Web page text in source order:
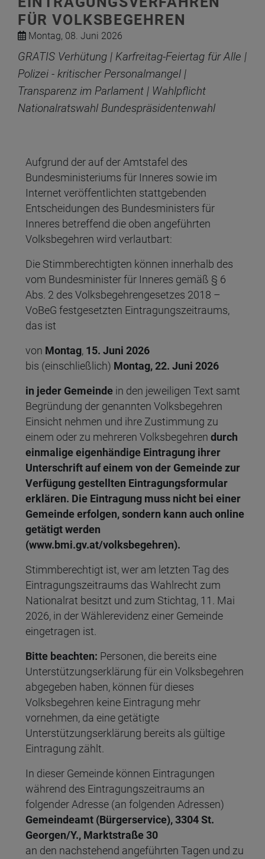
FÜR VOLKSBEGEHREN
Montag, 08. Juni 2026
GRATIS Verhütung | Karfreitag-Feiertag für Alle |
Polizei - kritischer Personalmangel |
Transparenz im Parlament | Wahlpflicht
Nationalratswahl Bundespräsidentenwahl
Aufgrund der auf der Amtstafel des
Bundesministeriums für Inneres sowie im
Internet veröffentlichten stattgebenden
Entscheidungen des Bundesministers für
Inneres betreffend die oben angeführten
Volksbegehren wird verlautbart:
Die Stimmberechtigten können innerhalb des
vom Bundesminister für Inneres gemäß § 6
Abs. 2 des Volksbegehrengesetzes 2018 –
VoBeG festgesetzten Eintragungszeitraums,
das ist
von Montag, 15. Juni 2026
bis (einschließlich) Montag, 22. Juni 2026
in jeder Gemeinde in den jeweiligen Text samt
Begründung der genannten Volksbegehren
Einsicht nehmen und ihre Zustimmung zu
einem oder zu mehreren Volksbegehrendurch
einmalige eigenhändige Eintragung ihrer
Unterschrift auf einem von der Gemeinde zur
Verfügung gestellten Eintragungsformular
erklären. Die Eintragung muss nicht bei einer
Gemeinde erfolgen, sondern kann auch online
getätigt werden
(www.bmi.gv.at/volksbegehren).
Stimmberechtigt ist, wer am letzten Tag des
Eintragungszeitraums das Wahlrecht zum
Nationalrat besitzt und zum Stichtag, 11. Mai
2026, in der Wählerevidenz einer Gemeinde
eingetragen ist.
Bitte beachten: Personen, die bereits eine
Unterstützungserklärung für ein Volksbegehren
abgegeben haben, können für dieses
Volksbegehren keine Eintragung mehr
vornehmen, da eine getätigte
Unterstützungserklärung bereits als gültige
Eintragung zählt.
In dieser Gemeinde können Eintragungen
während des Eintragungszeitraums an
folgender Adresse (an folgenden Adressen)
Gemeindeamt (Bürgerservice), 3304 St.
Georgen/Y., Marktstraße 30
an den nachstehend angeführten Tagen und zu